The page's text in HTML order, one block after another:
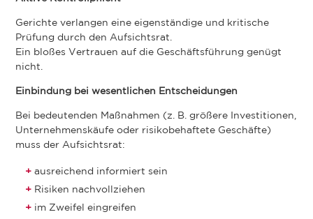
Gerichte verlangen eine eigenständige und kritische
Prüfung durch den Aufsichtsrat.
Ein bloßes Vertrauen auf die Geschäftsführung genügt
nicht.
Einbindung bei wesentlichen Entscheidungen
Bei bedeutenden Maßnahmen (z. B. größere Investitionen,
Unternehmenskäufe oder risikobehaftete Geschäfte)
muss der Aufsichtsrat:
ausreichend informiert sein
Risiken nachvollziehen
im Zweifel eingreifen